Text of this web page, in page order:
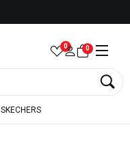
0 0
SKECHERS